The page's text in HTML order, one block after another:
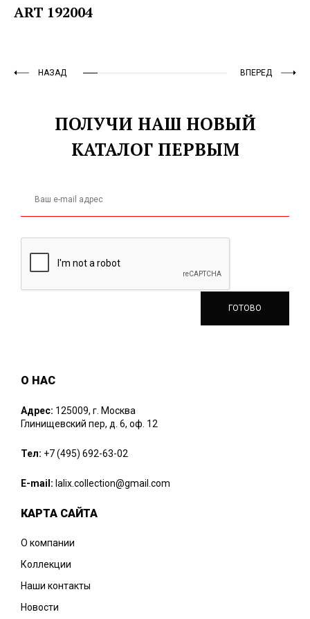
ART 192004
НАЗАД ВПЕРЕД
ПОЛУЧИ НАШ НОВЫЙ
КАТАЛОГ ПЕРВЫМ
О НАС
Адрес: 125009, г. Москва
Глинищевский пер, д. 6, оф. 12
Тел: +7 (495) 692-63-02
E-mail: lalix.collection@gmail.com
КАРТА САЙТА
О компании
Коллекции
Наши контакты
Новости